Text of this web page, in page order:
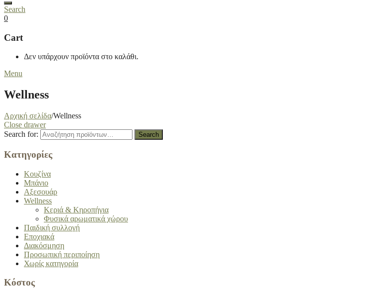
Search
0
Cart
Δεν υπάρχουν προϊόντα στο καλάθι.
Menu
Wellness
Αρχική σελίδα/Wellness
Close drawer
Search for:
Search
Κατηγορίες
Κουζίνα
Μπάνιο
Αξεσουάρ
Wellness
Κεριά & Κηροπήγια
Φυσικά αρωματικά χώρου
Παιδική συλλογή
Εποχιακά
Διακόσμηση
Προσωπική περιποίηση
Χωρίς κατηγορία
Κόστος